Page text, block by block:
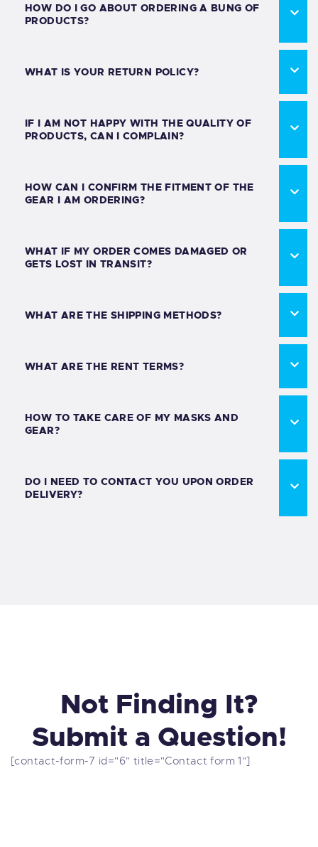
HOW DO I GO ABOUT ORDERING A BUNG OF
PRODUCTS?
WHAT IS YOUR RETURN POLICY?
IF I AM NOT HAPPY WITH THE QUALITY OF
PRODUCTS, CAN I COMPLAIN?
HOW CAN I CONFIRM THE FITMENT OF THE
GEAR I AM ORDERING?
WHAT IF MY ORDER COMES DAMAGED OR
GETS LOST IN TRANSIT?
WHAT ARE THE SHIPPING METHODS?
WHAT ARE THE RENT TERMS?
HOW TO TAKE CARE OF MY MASKS AND
GEAR?
DO I NEED TO CONTACT YOU UPON ORDER
DELIVERY?
Not Finding It?
Submit a Question!
[contact-form-7 id="6" title="Contact form 1"]